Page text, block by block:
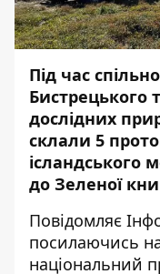
Під час
Бистрецького
дослідних
склали 5
ісландського
до Зеленої
Повідомляє
посилаючись
національний